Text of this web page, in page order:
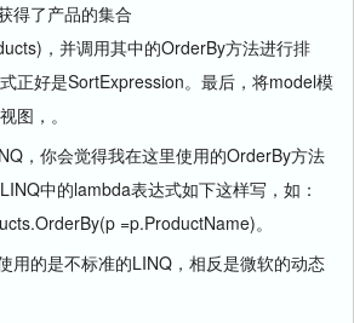
得了产品的集合
，并调用其中的OrderBy方法进行排
正好是SortExpression。最后，将model模
图，。
，你会觉得我在这里使用的OrderBy方法
中的lambda表达式如下这样写，如：
=p.ProductName)。
的是不标准的LINQ，相反是微软的动态